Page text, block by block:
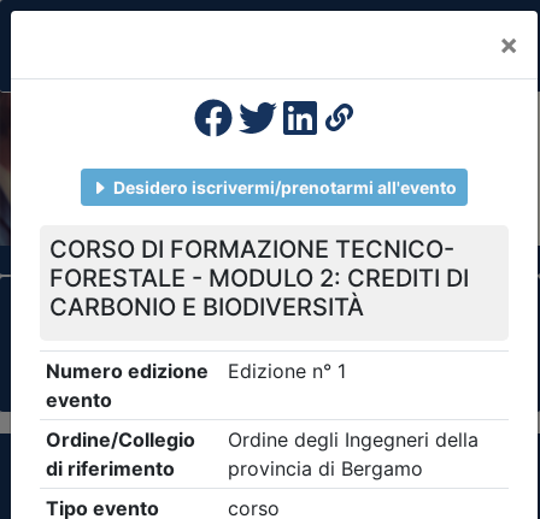
×
Previous
Formazione Professionale Continua
Il portale della formazione per Ordini e
Collegi Professionali
Clicca qui - espandi la sezione dei filtri ricerca
eventi